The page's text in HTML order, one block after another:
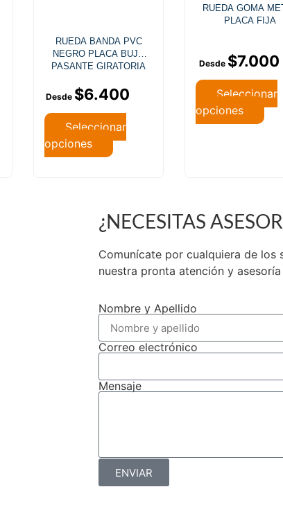
RUEDA BANDA PVC
NEGRO PLACA BUJE
PASANTE GIRATORIA
$6.400
Seleccionar
opciones
RUEDA GOMA
PLACA FIJA
$7.000
Seleccionar
opciones
¿NECESITAS
Comunícate por cualquiera de los
nuestra pronta atención y
Nombre y Apellido
Correo electrónico
Mensaje
ENVIAR